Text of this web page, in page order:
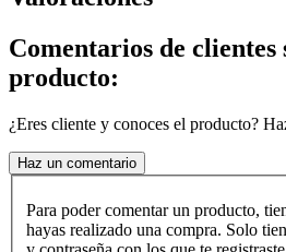
Comentarios de clientes
producto:
¿Eres cliente y conoces el producto?
Haz un comentario
Para poder comentar un producto,
hayas realizado una compra. Solo